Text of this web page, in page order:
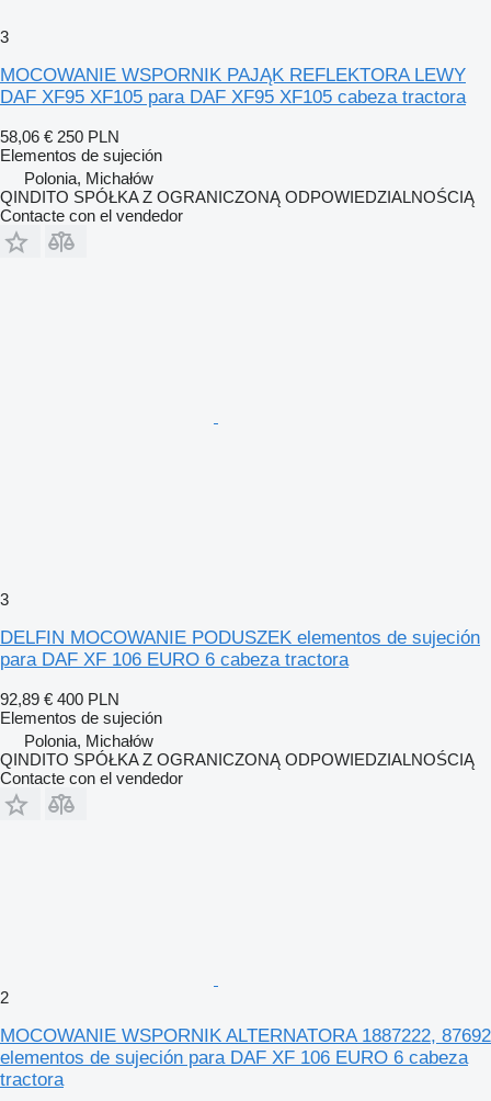
3
MOCOWANIE WSPORNIK PAJĄK REFLEKTORA LEWY
DAF XF95 XF105 para DAF XF95 XF105 cabeza tractora
58,06 € 250 PLN
Elementos de sujeción
Polonia, Michałów
QINDITO SPÓŁKA Z OGRANICZONĄ ODPOWIEDZIALNOŚCIĄ
Contacte con el vendedor
3
DELFIN MOCOWANIE PODUSZEK elementos de sujeción
para DAF XF 106 EURO 6 cabeza tractora
92,89 € 400 PLN
Elementos de sujeción
Polonia, Michałów
QINDITO SPÓŁKA Z OGRANICZONĄ ODPOWIEDZIALNOŚCIĄ
Contacte con el vendedor
2
MOCOWANIE WSPORNIK ALTERNATORA 1887222, 87692
elementos de sujeción para DAF XF 106 EURO 6 cabeza
tractora